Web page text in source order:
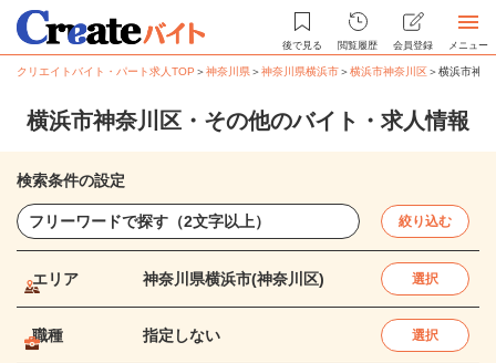
後で見る 閲覧履歴 会員登録 メニュー
クリエイトバイト・パート求人TOP ＞神奈川県＞神奈川県横浜市＞横浜市神奈川区＞横浜市神
横浜市神奈川区・その他のバイト・求人情報
検索条件の設定
絞り込む
エリア 神奈川県横浜市(神奈川区) 選択
職種 指定しない 選択